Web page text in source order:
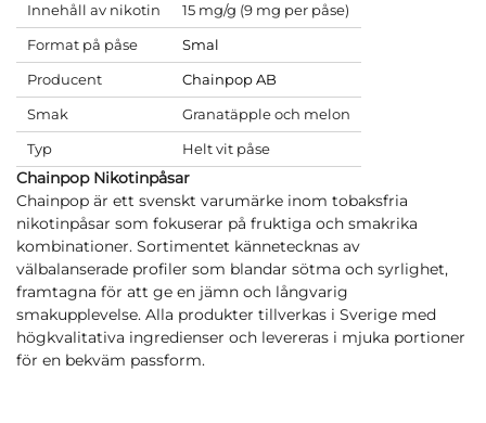
Innehåll av nikotin
15 mg/g (9 mg per påse)
Format på påse
Smal
Producent
Chainpop AB
Smak
Granatäpple och melon
Typ
Helt vit påse
Chainpop Nikotinpåsar
Chainpop är ett svenskt varumärke inom tobaksfria
nikotinpåsar som fokuserar på fruktiga och smakrika
kombinationer. Sortimentet kännetecknas av
välbalanserade profiler som blandar sötma och syrlighet,
framtagna för att ge en jämn och långvarig
smakupplevelse. Alla produkter tillverkas i Sverige med
högkvalitativa ingredienser och levereras i mjuka portioner
för en bekväm passform.